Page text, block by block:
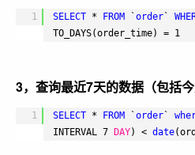
1 SELECT * FROM `order `
TO_DAYS(order_time) = 1
3，查询最近7天的数据（包括今
1 SELECT * FROM `order `
INTERVAL 7
DAY) < date